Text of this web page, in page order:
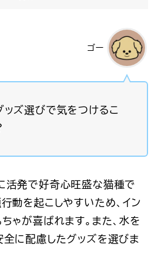
ゴー
ッズ選びで気をつけるこ
活発で好奇心旺盛な猫種で
動を起こしやすいため、イン
ゃが喜ばれます。また、水を
全に配慮したグッズを選びま